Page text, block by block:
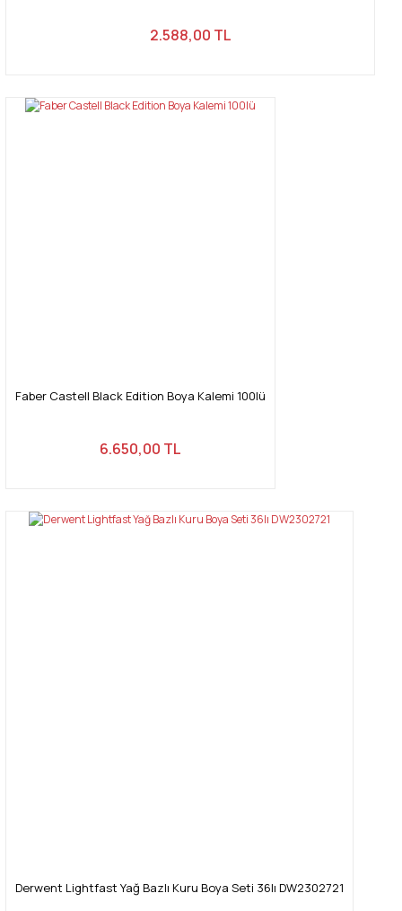
2.588,00 TL
Faber Castell Black Edition Boya Kalemi 100lü
6.650,00 TL
Derwent Lightfast Yağ Bazlı Kuru Boya Seti 36lı DW2302721